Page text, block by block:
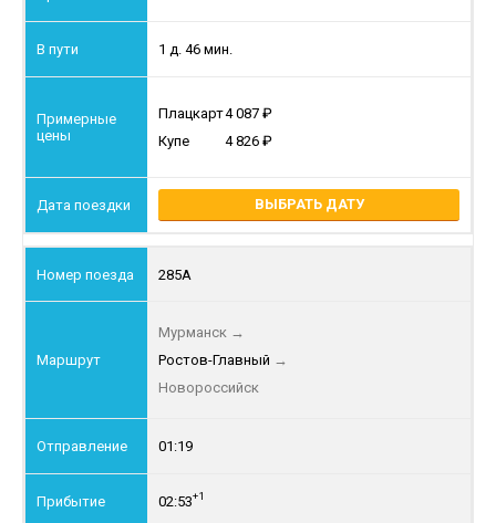
1 д. 46 мин.
Плацкарт4 087
Купе
4 826
ВЫБРАТЬ ДАТУ
285А
Мурманск →
Ростов-Главный →
Новороссийск
01:19
02:53+1